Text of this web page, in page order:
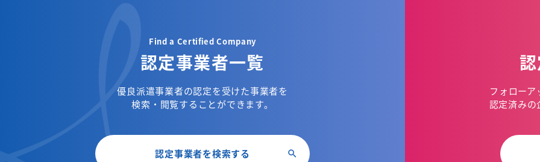
Find a Certified Company
認定事業者一覧
優良派遣事業者の認定を受けた事業者を
検索・閲覧することができます。
認定事業者を検索する
フォロー
認定済みの